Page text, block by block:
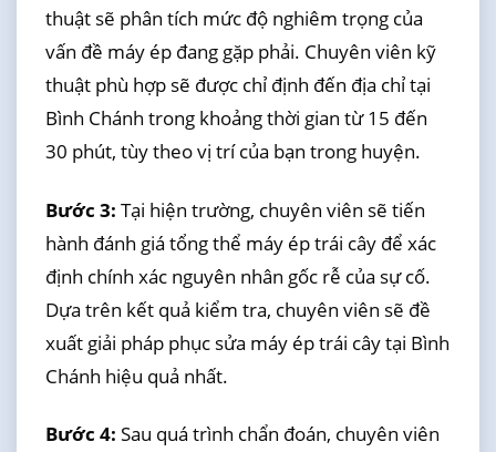
thuật sẽ phân tích mức độ nghiêm trọng của
vấn đề máy ép đang gặp phải. Chuyên viên kỹ
thuật phù hợp sẽ được chỉ định đến địa chỉ tại
Bình Chánh trong khoảng thời gian từ 15 đến
30 phút, tùy theo vị trí của bạn trong huyện.
Bước 3: Tại hiện trường, chuyên viên sẽ tiến
hành đánh giá tổng thể máy ép trái cây để xác
định chính xác nguyên nhân gốc rễ của sự cố.
Dựa trên kết quả kiểm tra, chuyên viên sẽ đề
xuất giải pháp phục sửa máy ép trái cây tại Bình
Chánh hiệu quả nhất.
Bước 4: Sau quá trình chẩn đoán, chuyên viên